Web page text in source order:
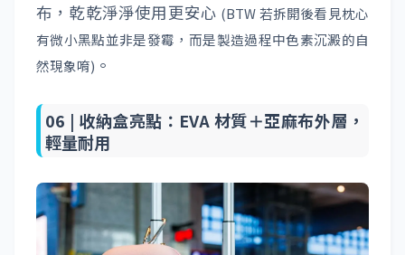
布，乾乾淨淨使用更安心 (BTW 若拆開後看見枕心
有微小黑點並非是發霉，而是製造過程中色素沉澱的自
然現象唷) 。
06 | 收納盒亮點：EVA 材質＋亞麻布外層，
輕量耐用